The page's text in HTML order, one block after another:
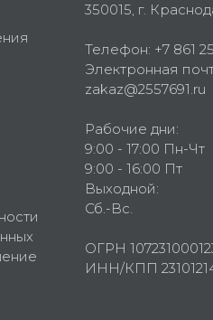
350015, г.
Телефон: +7 861
Электронная
zakaz@2557691.ru
Рабочие дни:
9:00 - 17:00 Пн-Чт
9:00 - 16:00 Пт
Выходной:
Сб.-Вс.
ОГРН
ИНН/КПП